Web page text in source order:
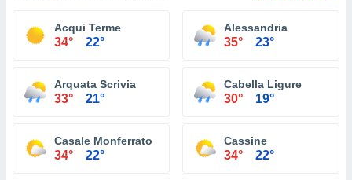
Acqui Terme
34° 22°
Alessandria
35° 23°
Arquata Scrivia
33° 21°
Cabella Ligure
30° 19°
Casale Monferrato
34° 22°
Cassine
34° 22°